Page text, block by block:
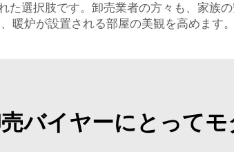
た選択肢です。卸売業者の方々も、家族
暖炉が設置される部屋の美観を高めます。
バイヤーにとって